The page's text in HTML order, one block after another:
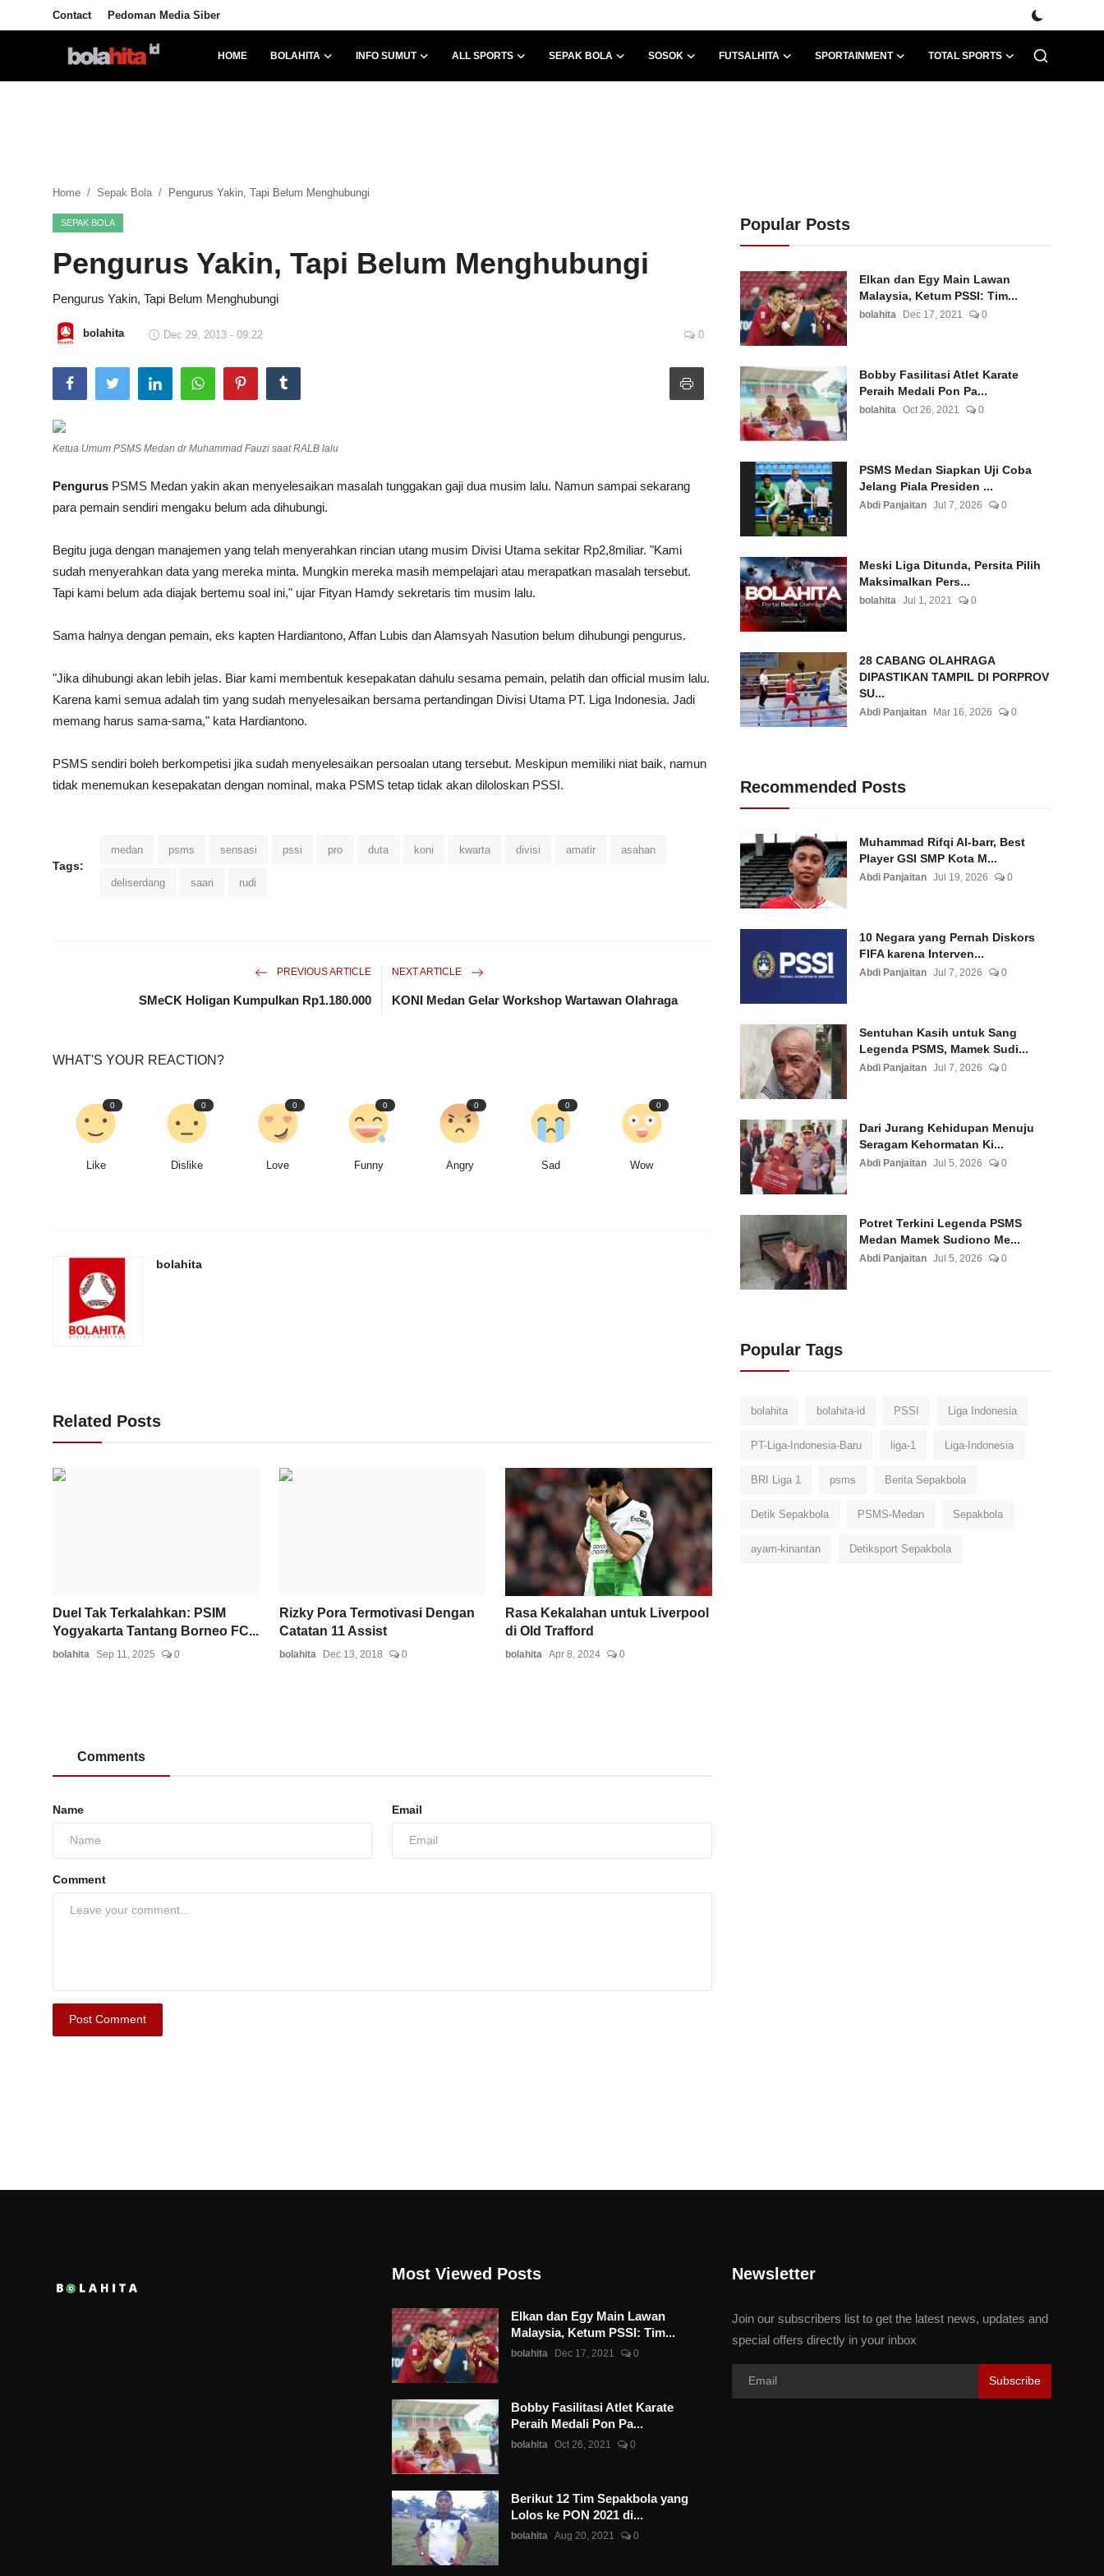
Contact Pedoman Media Siber
HOME BOLAHITA INFO SUMUT ALL SPORTS SEPAK BOLA SOSOK FUTSALHITA SPORTAINMENT TOTAL SPORTS
All Sports
Futsalhita
Total Sports
Contact
Home Sepak Bola Pengurus Yakin, Tapi Belum Menghubungi
SEPAK BOLA
Pengurus Yakin, Tapi Belum Menghubungi
Pengurus Yakin, Tapi Belum Menghubungi
bolahita Dec 29, 2013 - 09:22 0
Ketua Umum PSMS Medan dr Muhammad Fauzi saat RALB lalu
Pengurus PSMS Medan yakin akan menyelesaikan masalah tunggakan gaji dua musim lalu. Namun sampai sekarang
para pemain sendiri mengaku belum ada dihubungi.
Begitu juga dengan manajemen yang telah menyerahkan rincian utang musim Divisi Utama sekitar Rp2,8miliar. "Kami
sudah menyerahkan data yang mereka minta. Mungkin mereka masih mempelajari atau merapatkan masalah tersebut.
Tapi kami belum ada diajak bertemu soal ini," ujar Fityan Hamdy sekretaris tim musim lalu.
Sama halnya dengan pemain, eks kapten Hardiantono, Affan Lubis dan Alamsyah Nasution belum dihubungi pengurus.
"Jika dihubungi akan lebih jelas. Biar kami membentuk kesepakatan dahulu sesama pemain, pelatih dan official musim lalu.
Karena kami semua adalah tim yang sudah menyelesaikan bersama pertandingan Divisi Utama PT. Liga Indonesia. Jadi
memang harus sama-sama," kata Hardiantono.
PSMS sendiri boleh berkompetisi jika sudah menyelesaikan persoalan utang tersebut. Meskipun memiliki niat baik, namun
tidak menemukan kesepakatan dengan nominal, maka PSMS tetap tidak akan diloloskan PSSI.
Tags:
medan psms sensasi pssi pro duta koni kwarta divisi amatir asahan
deliserdang saari rudi
PREVIOUS ARTICLE
SMeCK Holigan Kumpulkan Rp1.180.000
NEXT ARTICLE
KONI Medan Gelar Workshop Wartawan Olahraga
WHAT'S YOUR REACTION?
0
Like
0
Dislike
0
Love
0
Funny
0
Angry
0
Sad
0
Wow
bolahita
Related Posts
Duel Tak Terkalahkan: PSIM
Yogyakarta Tantang Borneo FC...
bolahita Sep 11, 2025 0
Rizky Pora Termotivasi Dengan
Catatan 11 Assist
bolahita Dec 13, 2018 0
Rasa Kekalahan untuk Liverpool
di Old Trafford
bolahita Apr 8, 2024 0
Comments
Name Email
Comment
Post Comment
Popular Posts
Elkan dan Egy Main Lawan
Malaysia, Ketum PSSI: Tim...
bolahita Dec 17, 2021 0
Bobby Fasilitasi Atlet Karate
Peraih Medali Pon Pa...
bolahita Oct 26, 2021 0
PSMS Medan Siapkan Uji Coba
Jelang Piala Presiden ...
Abdi Panjaitan Jul 7, 2026 0
Meski Liga Ditunda, Persita Pilih
Maksimalkan Pers...
bolahita Jul 1, 2021 0
28 CABANG OLAHRAGA
DIPASTIKAN TAMPIL DI PORPROV
SU...
Abdi Panjaitan Mar 16, 2026 0
Recommended Posts
Muhammad Rifqi Al-barr, Best
Player GSI SMP Kota M...
Abdi Panjaitan Jul 19, 2026 0
10 Negara yang Pernah Diskors
FIFA karena Interven...
Abdi Panjaitan Jul 7, 2026 0
Sentuhan Kasih untuk Sang
Legenda PSMS, Mamek Sudi...
Abdi Panjaitan Jul 7, 2026 0
Dari Jurang Kehidupan Menuju
Seragam Kehormatan Ki...
Abdi Panjaitan Jul 5, 2026 0
Potret Terkini Legenda PSMS
Medan Mamek Sudiono Me...
Abdi Panjaitan Jul 5, 2026 0
Popular Tags
bolahita bolahita-id PSSI Liga Indonesia
PT-Liga-Indonesia-Baru liga-1 Liga-Indonesia
BRI Liga 1 psms Berita Sepakbola
Detik Sepakbola PSMS-Medan Sepakbola
ayam-kinantan Detiksport Sepakbola
Most Viewed Posts
Elkan dan Egy Main Lawan
Malaysia, Ketum PSSI: Tim...
bolahita Dec 17, 2021 0
Bobby Fasilitasi Atlet Karate
Peraih Medali Pon Pa...
bolahita Oct 26, 2021 0
Berikut 12 Tim Sepakbola yang
Lolos ke PON 2021 di...
bolahita Aug 20, 2021 0
Newsletter
Join our subscribers list to get the latest news, updates and
special offers directly in your inbox
Subscribe